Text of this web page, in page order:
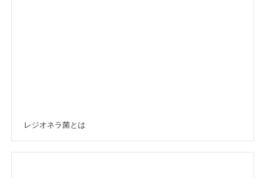
レジオネラ菌とは